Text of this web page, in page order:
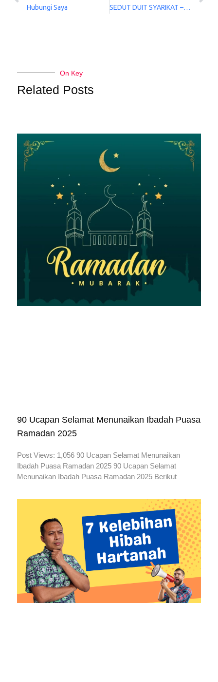
Hubungi Saya SEDUT DUIT SYARIKAT – BAIK UNTUK PEMILIK PERNIAGAAN. MACAM MANA?
On Key
Related Posts
90 Ucapan Selamat Menunaikan Ibadah Puasa
Ramadan 2025
Post Views: 1,056 90 Ucapan Selamat Menunaikan
Ibadah Puasa Ramadan 2025 90 Ucapan Selamat
Menunaikan Ibadah Puasa Ramadan 2025 Berikut